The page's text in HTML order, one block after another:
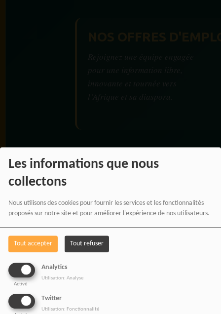
Les informations que nous
collectons
Nous utilisons des cookies pour fournir les services et les fonctionnalités
proposés sur notre site et pour améliorer l'expérience de nos utilisateurs.
Tout accepter Tout refuser
Analytics
Activé
Utilisation: Analyse
Twitter
Utilisation: Fonctionnalité
RADIOTAMTAM
AFRICA — LA PAROLE